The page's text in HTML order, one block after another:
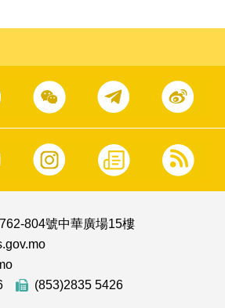
804號中華廣場15樓
(853)2835 5426